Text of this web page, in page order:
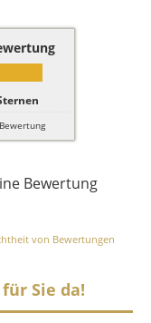
Bewertung
von Bewertungen
Sie da!